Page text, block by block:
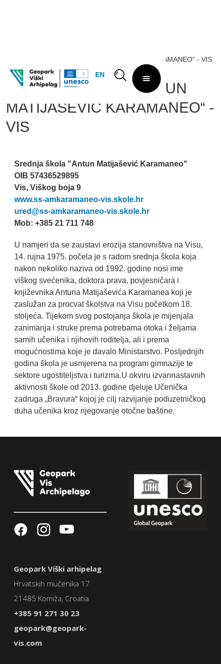
EN
SREDNJA ŠKOLA „ANTUN
MATIJAŠEVIĆ KARAMANEO“ -
VIS
Srednja škola "Antun Matijašević Karamaneo"
OIB 57436529895
Vis, Viškog boja 9
www.ss-amkaramaneo-vis.skole.hr
ured@ss-amkaramaneo-vis.skole.hr
Mob: +385 21 711 748
U namjeri da se zaustavi erozija stanovništva na Visu,
14. rujna 1975. počela je s radom srednja škola koja
nakon nekoliko naziva od 1992. godine nosi ime
viškog svećenika, doktora prava, povjesničara i
književnika Antuna Matijaševića Karamanea koji je
zaslužan za procvat školstva na Visu početkom 18.
stoljeća. Tijekom svog postojanja škola je mijenjala
zanimanja i struke prema potrebama otoka i željama
samih učenika i njihovih roditelja, ali i prema
mogućnostima koje je davalo Ministarstvo. Posljednjih
godina škola je usmjerena na program gimnazije te
sektore ugostiteljstva i turizma.U okviru izvannastavnih
aktivnosti škole od 2013. godine djeluje Učenička
zadruga „Bravura“ kojoj je cilj razvijanje poduzetničkog
duha učenika kroz njegovanje otočne baštine.
Geopark Viški arhipelag
Hrvatskih mučenika 17
21485 Komiža, Croatia
+385 91 271 30 23
geopark@geopark-
vis.com